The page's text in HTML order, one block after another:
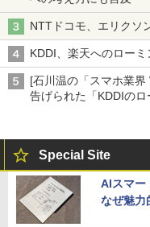
NTTドコモ、エリクソ
KDDI、楽天へのロー
[石川温の「スマホ業界
告げられた「KDDIのロ
Special Site
AIスマー
なぜ魅力